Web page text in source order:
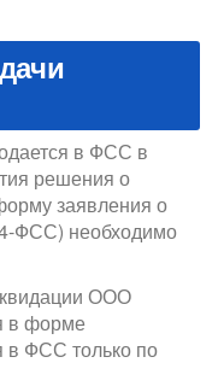
в ФСС в
решения о
заявления о
необходимо
ООО
в форме
в ФСС только по